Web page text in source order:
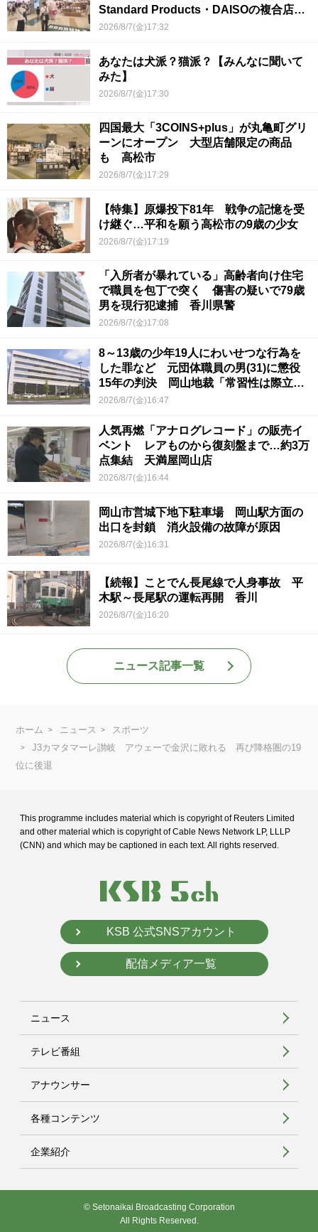
Standard Products・DAISOの複合店は
香川県初
2026/8/7(金)17:32
あなたは犬派？猫派？【みんなに聞いて
みた】
2026/8/7(金)17:30
四国最大「3COINS+plus」が丸亀町グリ
ーンにオープン 大型店舗限定の商品
も 高松市
2026/8/7(金)17:29
【特集】原爆投下81年 戦争の記憶を受
け継ぐ…平和を願う高松市の9歳の少女
2026/8/7(金)17:19
「入所者が暴れている」高齢者向け住宅
で職員を包丁で突く 傷害の疑いで79歳
男を現行犯逮捕 香川県警
2026/8/7(金)17:08
8～13歳の少年19人にわいせつな行為を
した罪など 元団体職員の男(31)に懲役
15年の判決 岡山地裁「常習性は際立っ
ていて被害結果も非常に重い」
2026/8/7(金)16:47
人気再燃「アナログレコード」の販売イ
ベント レアものから復刻盤まで…約3万
点集結 天満屋岡山店
2026/8/7(金)16:44
岡山市営城下地下駐車場 岡山駅方面の
出口を封鎖 消火設備の故障が原因
2026/8/7(金)16:31
【続報】ことでん長尾線で人身事故 平
木駅～長尾駅の運転再開 香川
2026/8/7(金)16:20
ニュース記事一覧
ホーム ニュース
スポーツ
J3カマタマーレ讃岐 アウェーで金沢に敗れる 再び降格圏の19
位に後退
This programme includes material which is copyright of Reuters Limited
and other material which is copyright of Cable News Network LP, LLLP
(CNN) and which may be captioned in each text. All rights reserved.
KSB 公式SNSアカウント
配信メディア一覧
ニュース
テレビ番組
アナウンサー
各種コンテンツ
企業紹介
© Setonaikai Broadcasting Corporation
All Rights Reserved.